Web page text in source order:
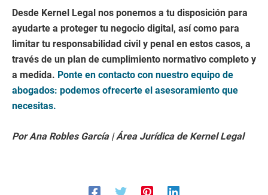
Desde Kernel Legal nos ponemos a tu disposición para
ayudarte a proteger tu negocio digital, así como para
limitar tu responsabilidad civil y penal en estos casos, a
través de un plan de cumplimiento normativo completo y
a medida. Ponte en contacto con nuestro equipo de
abogados: podemos ofrecerte el asesoramiento que
necesitas.
Por Ana Robles García | Área Jurídica de Kernel Legal